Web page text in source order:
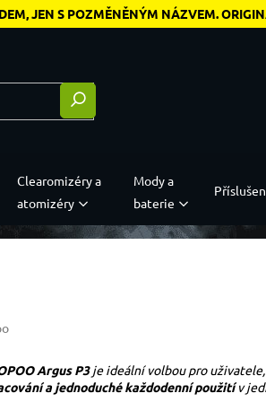
JEN S POZMĚNĚNÝM NÁZVEM.
Clearomizéry a
atomizéry
Mody a
baterie
Argus P3je ideální volbou pro
a jednoduché každodenní použitív